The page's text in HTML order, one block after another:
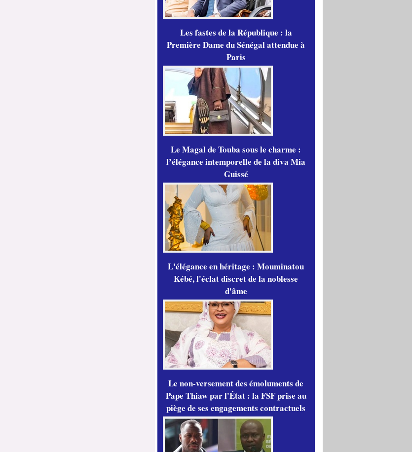
Les fastes de la République : la
Première Dame du Sénégal attendue à
Paris
Le Magal de Touba sous le charme :
l’élégance intemporelle de la diva Mia
Guissé
L'élégance en héritage : Mouminatou
Kébé, l'éclat discret de la noblesse
d'âme
Le non-versement des émoluments de
Pape Thiaw par l'État : la FSF prise au
piège de ses engagements contractuels